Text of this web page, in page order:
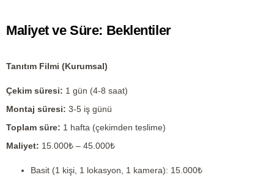
Maliyet ve Süre: Beklentiler
Tanıtım Filmi (Kurumsal)
Çekim süresi: 1 gün (4-8 saat)
Montaj süresi: 3-5 iş günü
Toplam süre: 1 hafta (çekimden teslime)
Maliyet: 15.000₺ – 45.000₺
Basit (1 kişi, 1 lokasyon, 1 kamera): 15.000₺